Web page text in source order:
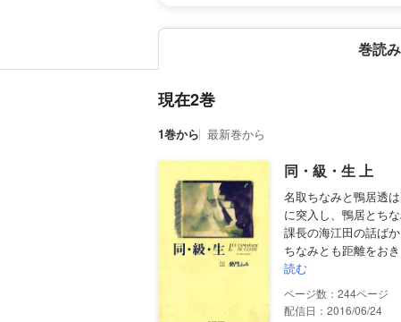
巻読み
現在2巻
1巻から 最新巻から
同・級・生 上
名取ちなみと鴨居透
に突入し、鴨居とち
課長の海江田の話ば
ちなみとも距離をお
読む
244
配信日：2016/06/24